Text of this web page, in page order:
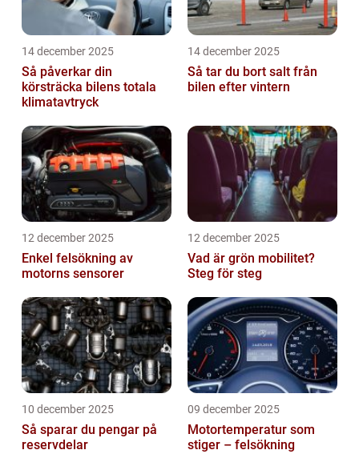
14 december 2025
Så påverkar din
körsträcka bilens totala
klimatavtryck
14 december 2025
Så tar du bort salt från
bilen efter vintern
12 december 2025
Enkel felsökning av
motorns sensorer
12 december 2025
Vad är grön mobilitet?
Steg för steg
10 december 2025
Så sparar du pengar på
reservdelar
09 december 2025
Motortemperatur som
stiger – felsökning